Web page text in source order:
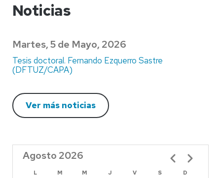
Noticias
Martes, 5 de Mayo, 2026
Tesis doctoral. Fernando Ezquerro Sastre
(DFTUZ/CAPA)
Ver más noticias
Agosto 2026
L M M J V S
D
Paginación